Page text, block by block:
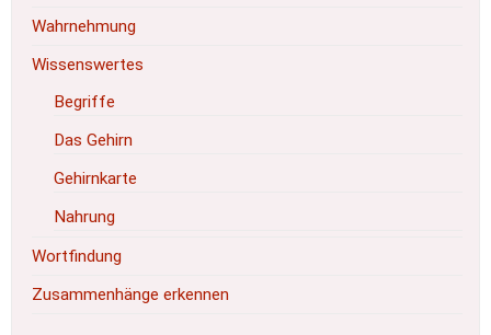
Wahrnehmung
Wissenswertes
Begriffe
Das Gehirn
Gehirnkarte
Nahrung
Wortfindung
Zusammenhänge erkennen